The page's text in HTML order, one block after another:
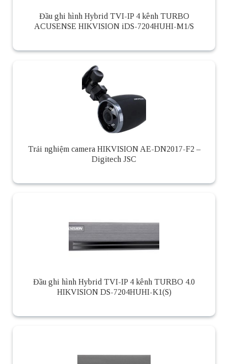
Đầu ghi hình Hybrid TVI-IP 4 kênh TURBO
ACUSENSE HIKVISION iDS-7204HUHI-M1/S
Trải nghiệm camera HIKVISION AE-DN2017-F2 –
Digitech JSC
Đầu ghi hình Hybrid TVI-IP 4 kênh TURBO 4.0
HIKVISION DS-7204HUHI-K1(S)